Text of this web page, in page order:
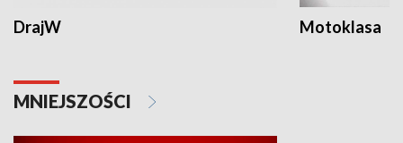
DrajW Motoklasa
MNIEJSZOŚCI